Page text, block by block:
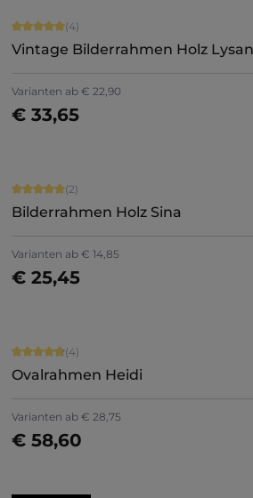
Durchschnittliche Bewertung von 5
(4)
Vintage Bilderrahmen Holz
Varianten ab € 22,90
€ 33,65
Jetzt konfigurieren
Durchschnittliche Bewertung von 5
(2)
Bilderrahmen Holz Sina
Varianten ab € 14,85
€ 25,45
Jetzt konfigurieren
Durchschnittliche Bewertung von
(4)
Ovalrahmen Heidi
Varianten ab € 28,75
€ 58,60
Details